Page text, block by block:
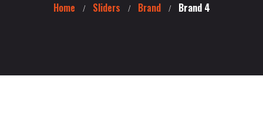
Home Sliders Brand Brand 4